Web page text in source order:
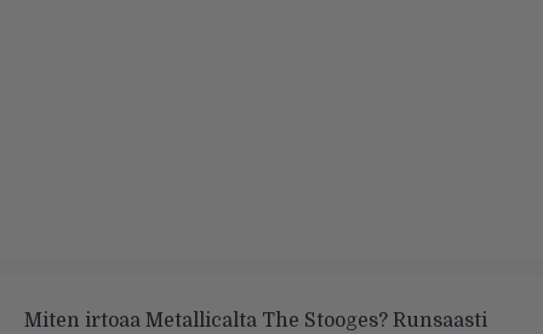
Miten irtoaa Metallicalta The Stooges? Runsaasti